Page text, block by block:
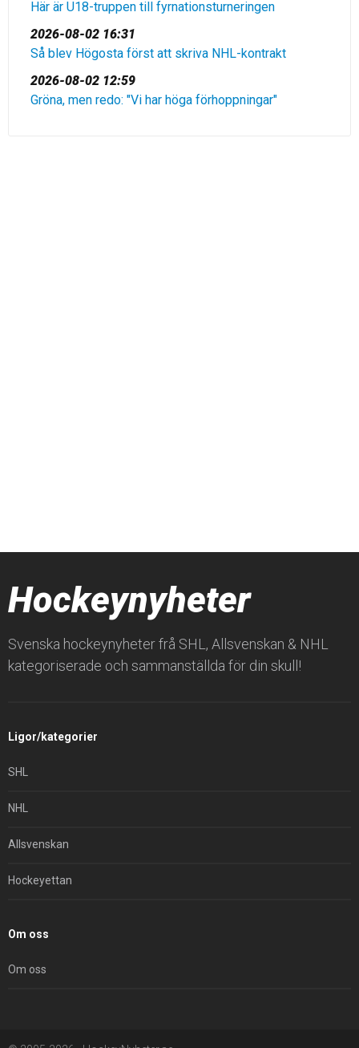
Här är U18-truppen till fyrnationsturneringen
2026-08-02 16:31
Så blev Högosta först att skriva NHL-kontrakt
2026-08-02 12:59
Gröna, men redo: "Vi har höga förhoppningar"
Hockeynyheter
Svenska hockeynyheter frå SHL, Allsvenskan & NHL
kategoriserade och sammanställda för din skull!
Ligor/kategorier
SHL
NHL
Allsvenskan
Hockeyettan
Om oss
Om oss